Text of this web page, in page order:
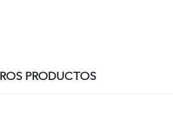
PRODUCTOS